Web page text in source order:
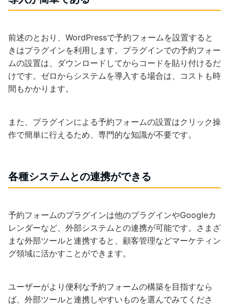
前述のとおり、WordPressで予約フォームを設置すると
きはプラグインを利用します。プラグインでの予約フォー
ムの設置は、ダウンロードしてからコードを貼り付けるだ
けです。ゼロからシステムを導入する場合は、コストも時
間もかかります。
また、プラグインによる予約フォームの設置はクリック操
作で簡単に行えるため、専門的な知識が不要です。
各種システムとの連携ができる
予約フォームのプラグインは他のプラグインやGoogleカ
レンダーなど、外部システムとの連携が可能です。さまざ
まな外部ツールと連携すると、顧客管理などマーケティン
グ領域に活かすことができます。
ユーザーがより便利な予約フォームの構築を目指すなら
ば、外部ツールと連携しやすいものを選んでみてくださ